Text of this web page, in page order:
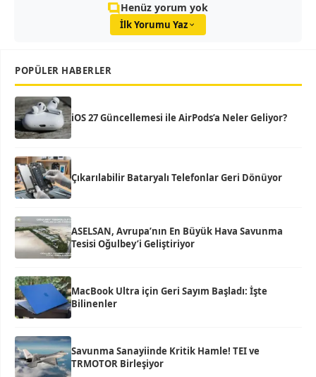
Henüz yorum yok
İlk Yorumu Yaz
POPÜLER HABERLER
iOS 27 Güncellemesi ile AirPods’a Neler Geliyor?
Çıkarılabilir Bataryalı Telefonlar Geri Dönüyor
ASELSAN, Avrupa’nın En Büyük Hava Savunma
Tesisi Oğulbey’i Geliştiriyor
MacBook Ultra için Geri Sayım Başladı: İşte
Bilinenler
Savunma Sanayiinde Kritik Hamle! TEI ve
TRMOTOR Birleşiyor